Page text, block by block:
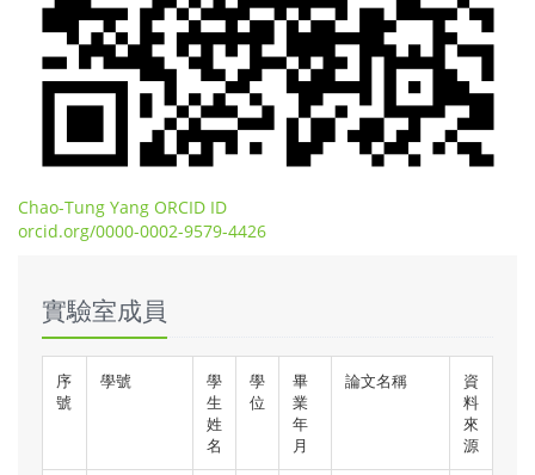
Chao-Tung Yang ORCID ID
orcid.org/0000-0002-9579-4426
實驗室成員
序
號
學號
學
生
姓
名
學
位
畢
業
年
月
論文名稱
資
料
來
源